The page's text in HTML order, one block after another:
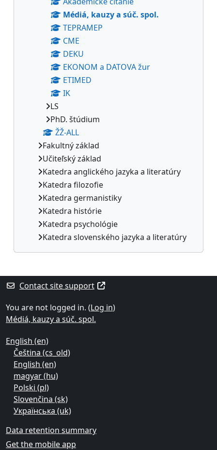
Médiá, kauzy a súč. spol.
TEPRAMEP
CME
DEKU
EKONOM a DATOVA žur
ETIMED
IK
LS
PhD. štúdium
ŽŽ-ALL
Fakultný základ
Učiteľský základ
Katedra anglického jazyka a literatúry
Katedra filozofie
Katedra germanistiky
Katedra histórie
Katedra psychológie
Katedra slovenského jazyka a literatúry
Supplementary blocks
Contact site support
You are not logged in. (Log in)
Médiá, kauzy a súč. spol.
English ‎(en)‎
Čeština ‎(cs_old)‎
English ‎(en)‎
magyar ‎(hu)‎
Polski ‎(pl)‎
Slovenčina ‎(sk)‎
Українська ‎(uk)‎
Data retention summary
Get the mobile app